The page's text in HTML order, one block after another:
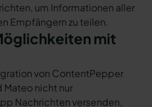
um Informationen aller
Empfängern zu teilen.
mit
von ContentPepper
Mateo nicht nur
Nachrichten versenden,